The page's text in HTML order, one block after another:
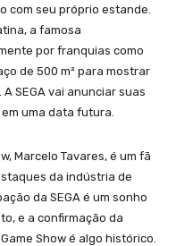
com seu próprio estande.
a famosa
por franquias como
de 500 m² para mostrar
SEGA vai anunciar suas
uma data futura.
Marcelo Tavares, é um fã
da indústria de
da SEGA é um sonho
e a confirmação da
Show é algo histórico.